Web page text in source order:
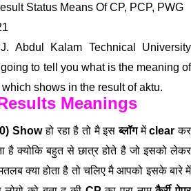
Status Means Of CP, PCP, PWG
Abdul Kalam Technical University
to tell you what is the meaning of
shows in the result of aktu.
Meanings
Showहो रहा है तो मै इसब्लॉगमेंclearकर
है क्योकि बहुत से छात्र होते है जो इसको लेकर
क्या होता है तो चलिए मै आपको इसके बारे में